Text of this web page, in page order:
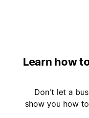
Learn
Don't let
show you